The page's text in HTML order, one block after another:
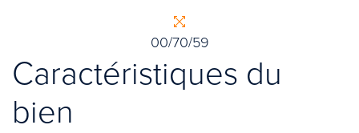
00/70/59
Caractéristiques du
bien